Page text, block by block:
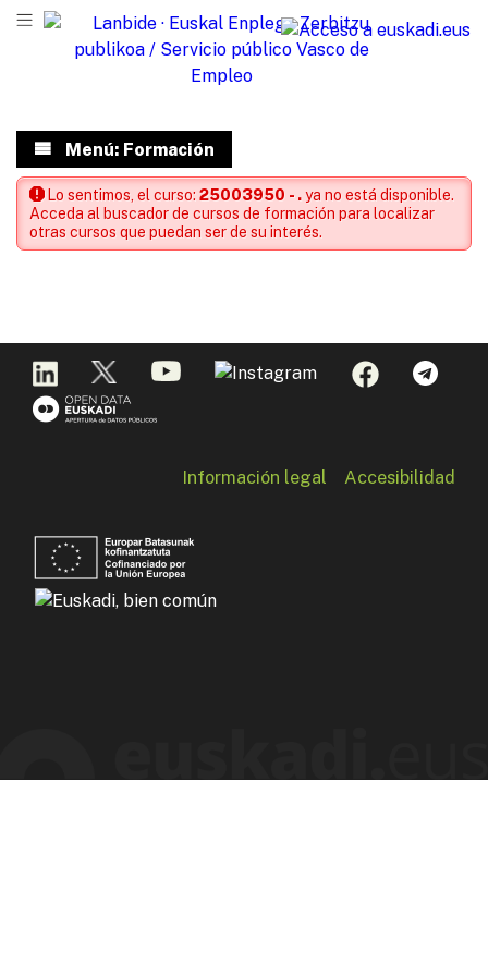
Menú: Formación
Lo sentimos, el curso:25003950 - .ya no está disponible.
Acceda al buscador de cursos de formación para localizar
otras cursos que puedan ser de su interés.
Información legal Accesibilidad